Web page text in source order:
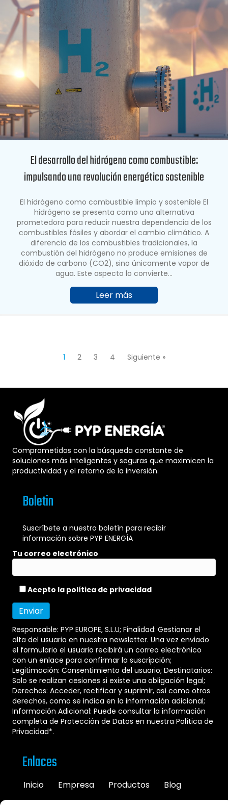
El desarrollo del hidrógeno como combustible:
impulsando una revolución energética sostenible
El hidrógeno como combustible limpio y sostenible El
hidrógeno se presenta como una alternativa
prometedora para reducir nuestra dependencia de los
combustibles fósiles y abordar el cambio climático. A
diferencia de los combustibles tradicionales, la
combustión del hidrógeno no produce emisiones de
dióxido de carbono (CO2), sino únicamente vapor de
agua. Este aspecto lo convierte…
Leer más
1 2 3 4 Siguiente »
Comprometidos con la búsqueda constante de
soluciones más inteligentes y seguras que maximicen la
productividad y el retorno de la inversión.
Boletin
Suscríbete a nuestro boletín para recibir
información sobre PYP ENERGÍA
Tu correo electrónico
Acepto la política de privacidad
Responsable: PYP EUROPE, S.L.U; Finalidad: Gestionar el
alta del usuario en nuestra newsletter. Una vez enviado
el formulario el usuario recibirá un correo electrónico
con un enlace para confirmar la suscripción;
Legitimación: Consentimiento del usuario; Destinatarios:
Solo se realizan cesiones si existe una obligación legal;
Derechos: Acceder, rectificar y suprimir, así como otros
derechos, como se indica en la información adicional;
Información Adicional: Puede consultar la información
completa de Protección de Datos en nuestra Política de
Privacidad*.
Enlaces
Inicio Empresa Productos
Blog